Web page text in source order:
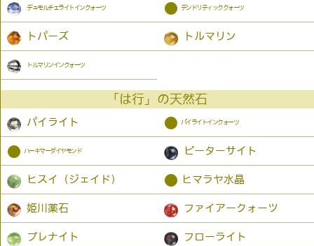
デュモルチェライトインクォーツ ● デンドリティッククォーツ
トパーズ トルマリン
トルマリンインクォーツ
「は行」の天然石
パイライト ● パイライトインクォーツ
● ハーキマーダイヤモンド ピーターサイト
ヒスイ（ジェイド） ● ヒマラヤ水晶
姫川薬石 ファイアークォーツ
プレナイト フローライト